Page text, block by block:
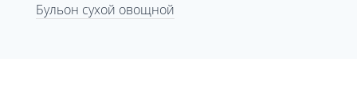
Бульон сухой овощной